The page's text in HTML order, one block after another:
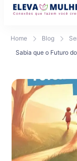
Home Blog
Sabia que o Futuro